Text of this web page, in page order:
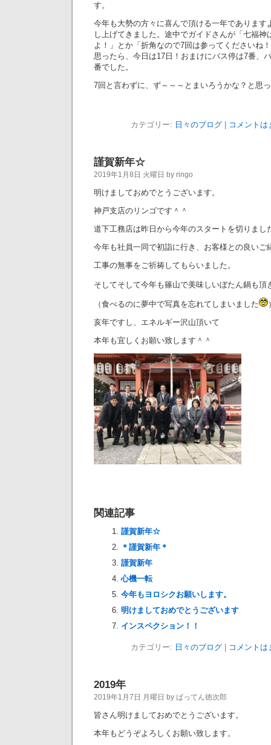
す。
今年も大勢の方々に喜んで頂ける一年であります
し上げてきました。途中でガイドさんが「七福神
よ！」とか「折角なので7回は参ってくださいね
思ったら、今日は17日！おまけにバス停は7番、
番でした。
7回と言わずに、ず～～～とまいろうかな？と思
カテゴリー: 日々のブログ| コメントは
謹賀新年☆
2019年1月8日 火曜日 by ringo
明けましておめでとうございます。
神戸支店のリンゴです＾＾
道下工務店は昨日から今年のスタートを切りまし
今年も社員一同で初詣に行き、お客様との良いご
工事の無事をご祈祷してもらいました。
そしてそして今年も篠山で美味しいぼたん鍋も頂
（食べるのに夢中で写真を忘れてしまいました
亥年ですし、エネルギー沢山頂いて
本年も宜しくお願い致します＾＾
関連記事
謹賀新年☆
＊謹賀新年＊
謹賀新年
心機一転
今年もヨロシクお願いします。
明けましておめでとうございます
インスペクション！！
カテゴリー: 日々のブログ| コメントは
2019年
2019年1月7日 月曜日 by ばってん徳次郎
皆さん明けましておめでとうございます。
本年もどうぞよろしくお願い致します。